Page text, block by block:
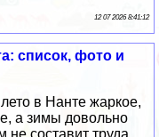
12 07 2026 8:41:12
список, фото и
в Нанте жаркое,
а зимы довольно
составит труда,